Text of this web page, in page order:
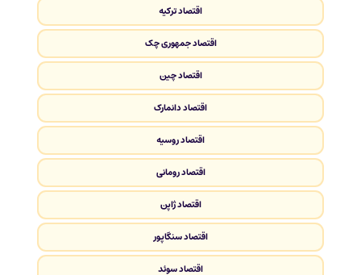
اقتصاد ترکیه
اقتصاد جمهوری چک
اقتصاد چین
اقتصاد دانمارک
اقتصاد روسیه
اقتصاد رومانی
اقتصاد ژاپن
اقتصاد سنگاپور
اقتصاد سوئد